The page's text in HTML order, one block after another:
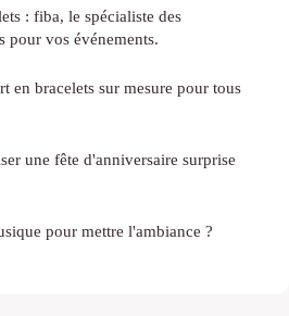
: fiba, le spécialiste des
pour vos événements.
en bracelets sur mesure pour tous
une fête d'anniversaire surprise
pour mettre l'ambiance ?